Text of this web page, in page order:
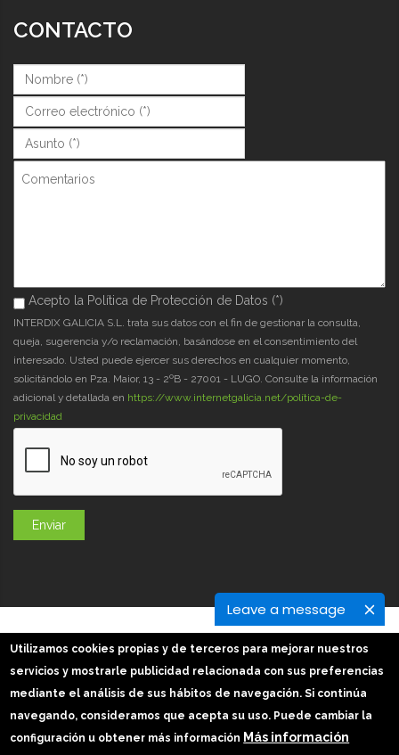
Leave a message
CONTACTO
Nombre (*)*
Correo (*)*
Asunto (*)*
Comentarios
Acepto la Política de Protección de Datos (*)
Acepto la Política de Protección de Datos (*)
INTERDIX GALICIA S.L. trata sus datos con el fin de gestionar la consulta,
queja, sugerencia y/o reclamación, basándose en el consentimiento del
interesado. Usted puede ejercer sus derechos en cualquier momento,
solicitándolo en Pza. Maior, 13 - 2ºB - 27001 - LUGO. Consulte la información
adicional y detallada en https://www.internetgalicia.net/política-de-
privacidad
Imágenes slider: Freepik
Utilizamos cookies propias y de terceros para mejorar nuestros
servicios y mostrarle publicidad relacionada con sus preferencias
mediante el análisis de sus hábitos de navegación. Si continúa
navegando, consideramos que acepta su uso. Puede cambiar la
configuración u obtener más información Más información